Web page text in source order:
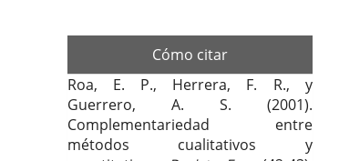
Cómo citar
Roa, E. P., Herrera, F. R., y
Guerrero, A. S. (2001).
Complementariedad entre
métodos cualitativos y